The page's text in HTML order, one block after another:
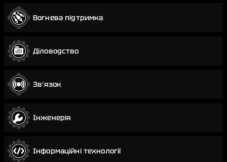
Вогнева підтримка
Діловодство
Звʼязок
Інженерія
Інформаційні технології